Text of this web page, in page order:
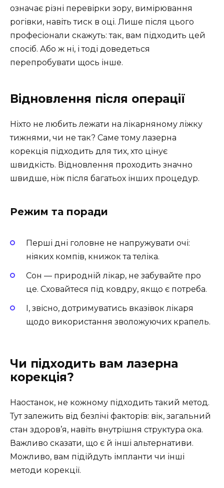
означає різні перевірки зору, вимірювання
рогівки, навіть тиск в оці. Лише після цього
професіонали скажуть: так, вам підходить цей
спосіб. Або ж ні, і тоді доведеться
перепробувати щось інше.
Відновлення після операції
Ніхто не любить лежати на лікарняному ліжку
тижнями, чи не так? Саме тому лазерна
корекція підходить для тих, хто цінує
швидкість. Відновлення проходить значно
швидше, ніж після багатьох інших процедур.
Режим та поради
Перші дні головне не напружувати очі:
ніяких компів, книжок та теліка.
Сон — природній лікар, не забувайте про
це. Сховайтеся під ковдру, якщо є потреба.
І, звісно, дотримуватись вказівок лікаря
щодо використання зволожуючих крапель.
Чи підходить вам лазерна
корекція?
Наостанок, не кожному підходить такий метод.
Тут залежить від безлічі факторів: вік, загальний
стан здоров’я, навіть внутрішня структура ока.
Важливо сказати, що є й інші альтернативи.
Можливо, вам підійдуть імпланти чи інші
методи корекції.